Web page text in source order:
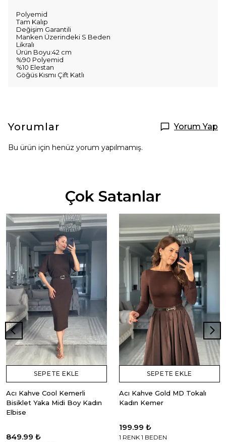
Polyemid
Tam Kalıp
Değişim Garantili
Manken Üzerindeki S Beden
Likralı
Ürün Boyu:42 cm
%90 Polyemid
%10 Elestan
Göğüs Kısmı Çift Katlı
Yorumlar Yorum Yap
Bu ürün için henüz yorum yapılmamış.
Çok Satanlar
SEPETE EKLE
Acı Kahve Cool Kemerli
Bisiklet Yaka Midi Boy Kadın
Elbise
849.99 ₺
SEPETE EKLE
Acı Kahve Gold MD Tokalı
Kadın Kemer
199.99 ₺
1 RENK 1 BEDEN